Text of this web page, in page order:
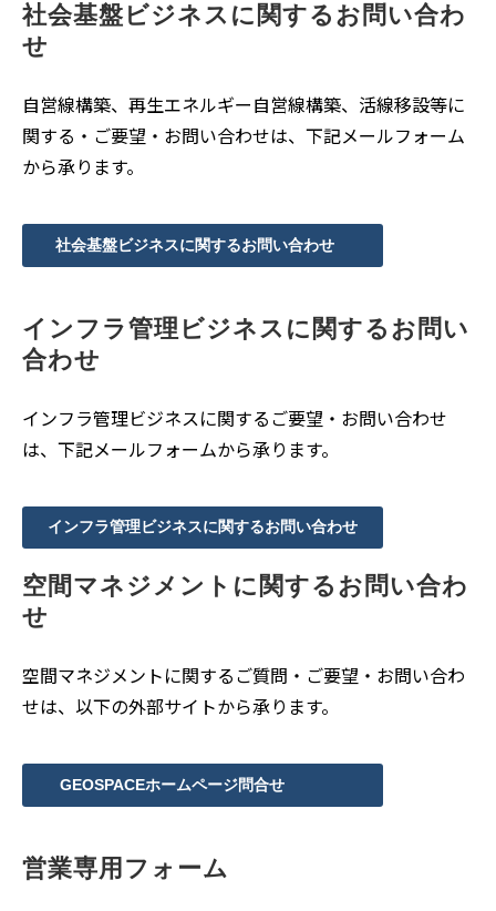
社会基盤ビジネスに関するお問い合わ
せ
自営線構築、再生エネルギー自営線構築、活線移設等に
関する・ご要望・お問い合わせは、下記メールフォーム
から承ります。
社会基盤ビジネスに関するお問い合わせ
インフラ管理ビジネスに関するお問い
合わせ
インフラ管理ビジネスに関するご要望・お問い合わせ
は、下記メールフォームから承ります。
インフラ管理ビジネスに関するお問い合わせ
空間マネジメントに関するお問い合わ
せ
空間マネジメントに関するご質問・ご要望・お問い合わ
せは、以下の外部サイトから承ります。
GEOSPACEホームページ問合せ
営業専用フォーム